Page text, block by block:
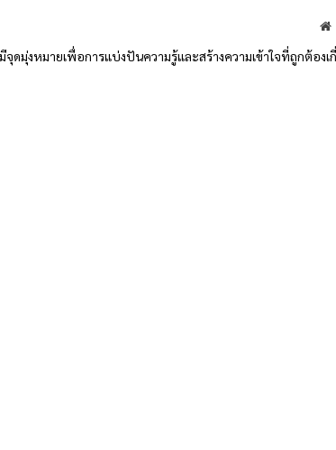
จุดมุ่งหมายเพื่อการแบ่งปันความรู้และสร้างความเข้าใจที่ถูกต้องเ